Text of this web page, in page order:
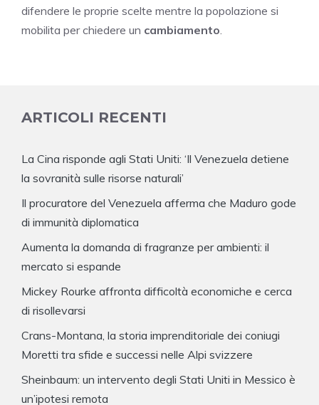
difendere le proprie scelte mentre la popolazione si
mobilita per chiedere un cambiamento.
ARTICOLI RECENTI
La Cina risponde agli Stati Uniti: ‘Il Venezuela detiene
la sovranità sulle risorse naturali’
Il procuratore del Venezuela afferma che Maduro gode
di immunità diplomatica
Aumenta la domanda di fragranze per ambienti: il
mercato si espande
Mickey Rourke affronta difficoltà economiche e cerca
di risollevarsi
Crans-Montana, la storia imprenditoriale dei coniugi
Moretti tra sfide e successi nelle Alpi svizzere
Sheinbaum: un intervento degli Stati Uniti in Messico è
un’ipotesi remota